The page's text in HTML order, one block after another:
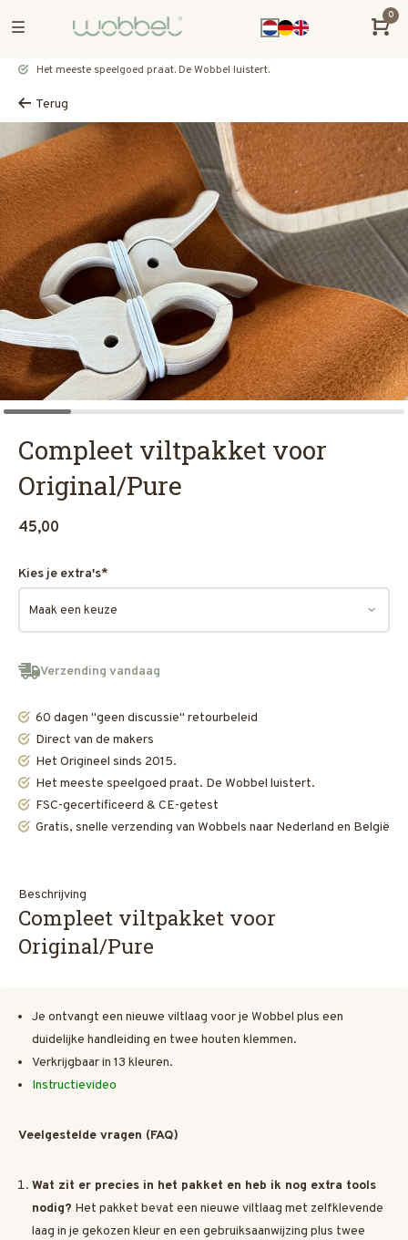
0
Het meeste speelgoed praat. De Wobbel luistert.
Terug
Compleet viltpakket voor
Original/Pure
45,00
Kies je extra's*
Verzending vandaag
60 dagen "geen discussie" retourbeleid
Direct van de makers
Het Origineel sinds 2015.
Het meeste speelgoed praat. De Wobbel luistert.
FSC-gecertificeerd & CE-getest
Gratis, snelle verzending van Wobbels naar Nederland en België
Beschrijving
Compleet viltpakket voor
Original/Pure
Je ontvangt een nieuwe viltlaag voor je Wobbel plus een
duidelijke handleiding en twee houten klemmen.
Verkrijgbaar in 13 kleuren.
Instructievideo
Veelgestelde vragen (FAQ)
Wat zit er precies in het pakket en heb ik nog extra tools
nodig? Het pakket bevat een nieuwe viltlaag met zelfklevende
laag in je gekozen kleur en een gebruiksaanwijzing plus twee